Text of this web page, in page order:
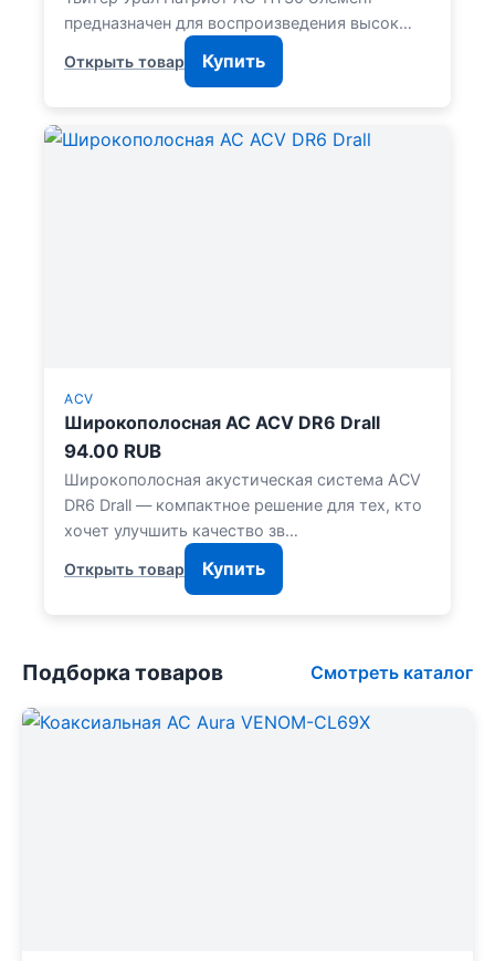
предназначен для воспроизведения высок…
Открыть товар Купить
ACV
Широкополосная АС ACV DR6 Drall
94.00 RUB
Широкополосная акустическая система ACV
DR6 Drall — компактное решение для тех, кто
хочет улучшить качество зв…
Открыть товар Купить
Подборка товаров Смотреть каталог